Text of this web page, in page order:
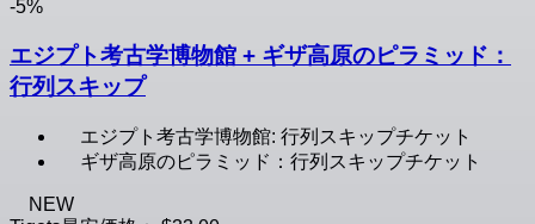
-5%
エジプト考古学博物館 + ギザ高原のピラミッド：
行列スキップ
エジプト考古学博物館: 行列スキップチケット
ギザ高原のピラミッド：行列スキップチケット
NEW